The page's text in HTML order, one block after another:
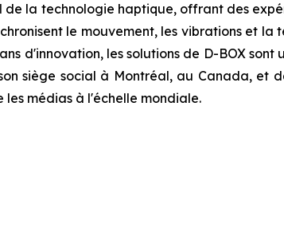
de la technologie haptique, offrant des
le mouvement, les vibrations et
d'innovation, les solutions de D-BOX
siège social à Montréal, au Canada, et
médias à l'échelle mondiale.